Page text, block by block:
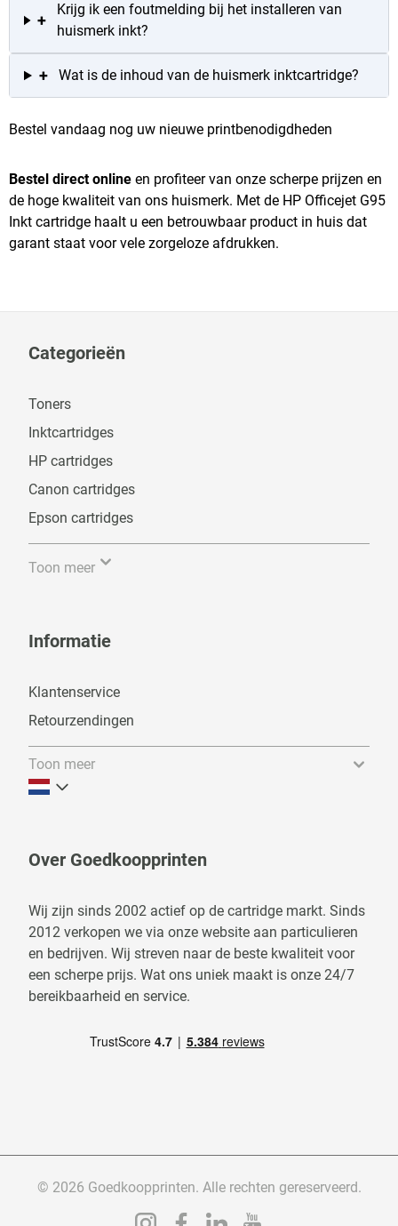
+
Krijg ik een foutmelding bij het installeren van
huismerk inkt?
+ Wat is de inhoud van de huismerk inktcartridge?
Bestel vandaag nog uw nieuwe printbenodigdheden
Bestel direct online en profiteer van onze scherpe prijzen en
de hoge kwaliteit van ons huismerk. Met de HP Officejet G95
Inkt cartridge haalt u een betrouwbaar product in huis dat
garant staat voor vele zorgeloze afdrukken.
Categorieën
Toners
Inktcartridges
HP cartridges
Canon cartridges
Epson cartridges
Toon meer
Informatie
Klantenservice
Retourzendingen
Toon meer
Over Goedkoopprinten
Wij zijn sinds 2002 actief op de cartridge markt. Sinds
2012 verkopen we via onze website aan particulieren
en bedrijven. Wij streven naar de beste kwaliteit voor
een scherpe prijs. Wat ons uniek maakt is onze 24/7
bereikbaarheid en service.
© 2026 Goedkoopprinten. Alle rechten gereserveerd.